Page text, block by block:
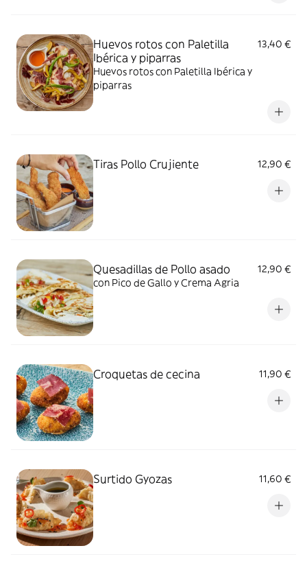
Huevos rotos con Paletilla
Ibérica y piparras
13,40 €
Huevos rotos con Paletilla Ibérica y
piparras
Tiras Pollo Crujiente 12,90 €
Quesadillas de Pollo asado
12,90 €
con Pico de Gallo y Crema Agria
Croquetas de cecina 11,90 €
Surtido Gyozas 11,60 €